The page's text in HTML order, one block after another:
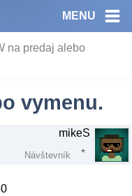
MENU
na predaj alebo
vymenu.
mikeS
Návštevník